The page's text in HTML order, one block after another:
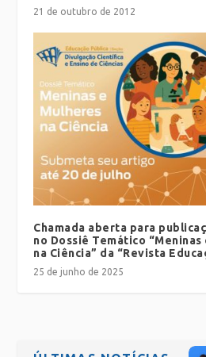
21 de outubro de 2012
Chamada aberta para
no Dossiê Temático “Meninas
na Ciência” da “Revista
25 de junho de 2025